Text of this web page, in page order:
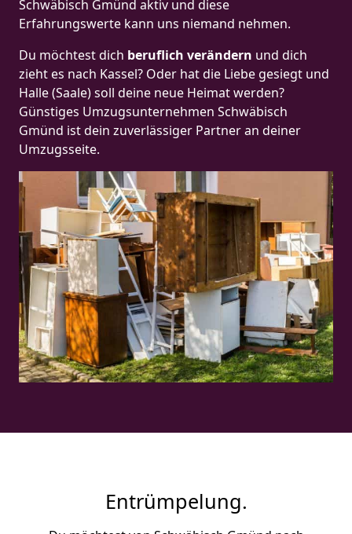
Schwäbisch Gmünd aktiv und diese
Erfahrungswerte kann uns niemand nehmen.
Du möchtest dich beruflich verändern und dich
zieht es nach Kassel? Oder hat die Liebe gesiegt und
Halle (Saale) soll deine neue Heimat werden?
Günstiges Umzugsunternehmen Schwäbisch
Gmünd ist dein zuverlässiger Partner an deiner
Umzugsseite.
Entrümpelung.